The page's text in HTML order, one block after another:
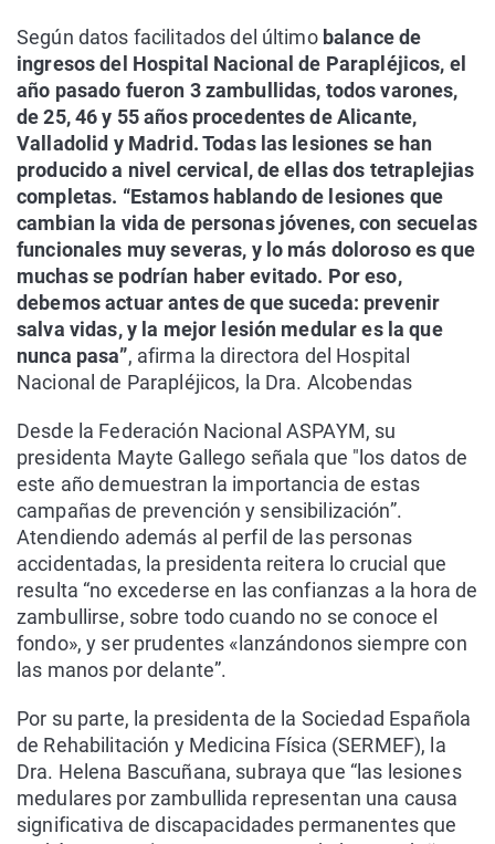
Según datos facilitados del últimobalance de
ingresos del Hospital Nacional de Parapléjicos, el
año pasado fueron 3 zambullidas, todos varones,
de 25, 46 y 55 años procedentes de Alicante,
Valladolid y Madrid. Todas las lesiones se han
producido a nivel cervical, de ellas dos tetraplejias
completas. “Estamos hablando de lesiones que
cambian la vida de personas jóvenes, con secuelas
funcionales muy severas, y lo más doloroso es que
muchas se podrían haber evitado. Por eso,
debemos actuar antes de que suceda: prevenir
salva vidas, y la mejor lesión medular es la que
nunca pasa”, afirma la directora del Hospital
Nacional de Parapléjicos, la Dra. Alcobendas
Desde la Federación Nacional ASPAYM, su
presidenta Mayte Gallego señala que "los datos de
este año demuestran la importancia de estas
campañas de prevención y sensibilización”.
Atendiendo además al perfil de las personas
accidentadas, la presidenta reitera lo crucial que
resulta “no excederse en las confianzas a la hora de
zambullirse, sobre todo cuando no se conoce el
fondo», y ser prudentes «lanzándonos siempre con
las manos por delante”.
Por su parte, la presidenta de la Sociedad Española
de Rehabilitación y Medicina Física (SERMEF), la
Dra. Helena Bascuñana, subraya que “las lesiones
medulares por zambullida representan una causa
significativa de discapacidades permanentes que